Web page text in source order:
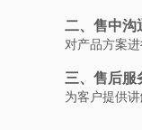
二、售中沟
对产品方案
三、售后服
为客户提供